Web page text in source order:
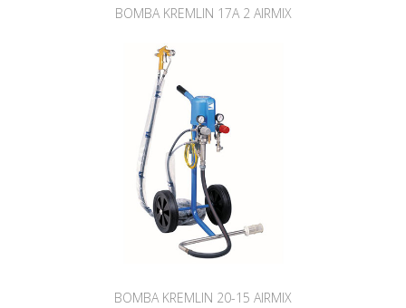
BOMBA KREMLIN 17A 2 AIRMIX
BOMBA KREMLIN 20-15 AIRMIX